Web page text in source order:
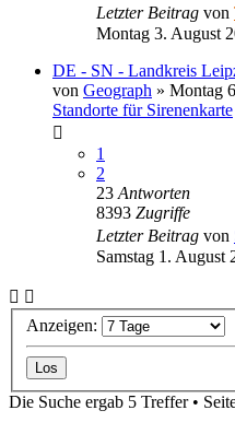
Letzter Beitrag von
Montag 3. August
DE - SN - Landkreis
von Geograph » Montag
Standorte für Sirenenkarte
1
2
23 Antworten
8393 Zugriffe
Letzter Beitrag von
Samstag 1. August
Anzeigen:
Die Suche ergab 5 Treffer •